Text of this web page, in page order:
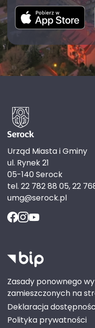
Urząd Miasta i Gminy
ul. Rynek 21
05-140 Serock
tel. 22 782 88 05, 22
umg@serock.pl
Zasady ponownego
zamieszczonych na
Deklaracja
Polityka prywatności